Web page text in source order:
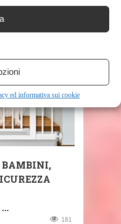
ed informativa sui cookie
BAMBINI,
181